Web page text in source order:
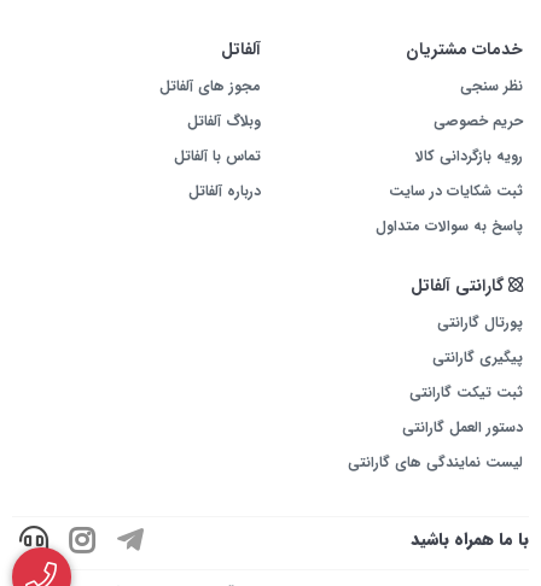
خدمات مشتریان
نظر سنجی
حریم خصوصی
رویه بازگردانی کالا
ثبت شکایات در سایت
پاسخ به سوالات متداول
آلفاتل
مجوز های آلفاتل
وبلاگ آلفاتل
تماس با آلفاتل
درباره آلفاتل
گارانتی آلفاتل
پورتال گارانتی
پیگیری گارانتی
ثبت تیکت گارانتی
دستور العمل گارانتی
لیست نمایندگی های گارانتی
با ما همراه باشید